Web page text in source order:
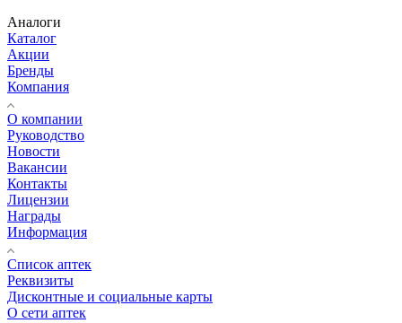
Аналоги
Каталог
Акции
Бренды
Компания
О компании
Руководство
Новости
Вакансии
Контакты
Лицензии
Награды
Информация
Список аптек
Реквизиты
Дисконтные и социальные карты
О сети аптек